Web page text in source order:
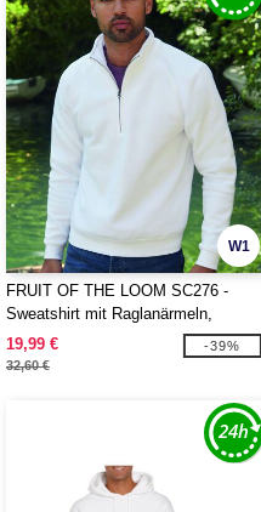
W1
FRUIT OF THE LOOM SC276 -
Sweatshirt mit Raglanärmeln,
Kragen mit Reißverschluss
19,99 €
32,60 €
-39%